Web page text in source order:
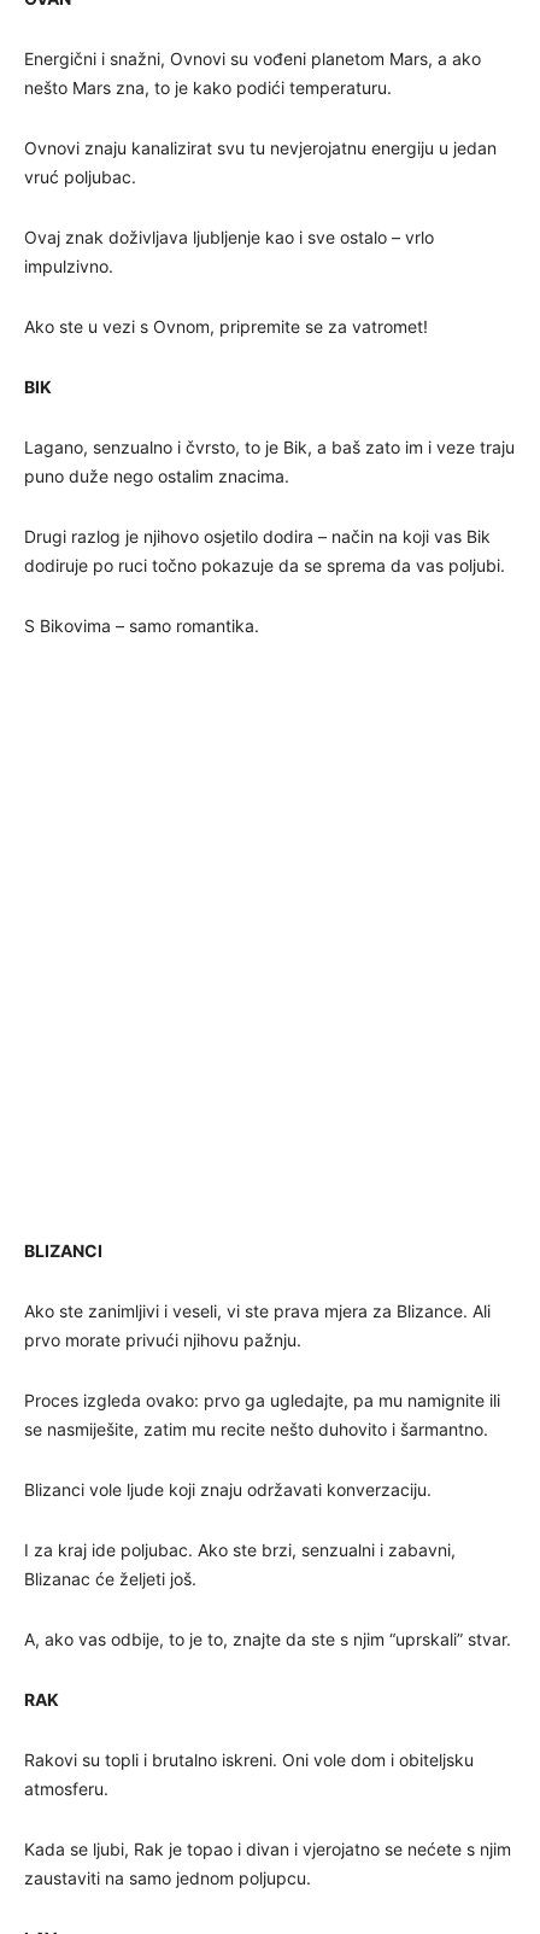
Energični i snažni, Ovnovi su vođeni planetom Mars, a ako
nešto Mars zna, to je kako podići temperaturu.
Ovnovi znaju kanalizirat svu tu nevjerojatnu energiju u jedan
vruć poljubac.
Ovaj znak doživljava ljubljenje kao i sve ostalo – vrlo
impulzivno.
Ako ste u vezi s Ovnom, pripremite se za vatromet!
BIK
Lagano, senzualno i čvrsto, to je Bik, a baš zato im i veze traju
puno duže nego ostalim znacima.
Drugi razlog je njihovo osjetilo dodira – način na koji vas Bik
dodiruje po ruci točno pokazuje da se sprema da vas poljubi.
S Bikovima – samo romantika.
BLIZANCI
Ako ste zanimljivi i veseli, vi ste prava mjera za Blizance. Ali
prvo morate privući njihovu pažnju.
Proces izgleda ovako: prvo ga ugledajte, pa mu namignite ili
se nasmiješite, zatim mu recite nešto duhovito i šarmantno.
Blizanci vole ljude koji znaju održavati konverzaciju.
I za kraj ide poljubac. Ako ste brzi, senzualni i zabavni,
Blizanac će željeti još.
A, ako vas odbije, to je to, znajte da ste s njim “uprskali” stvar.
RAK
Rakovi su topli i brutalno iskreni. Oni vole dom i obiteljsku
atmosferu.
Kada se ljubi, Rak je topao i divan i vjerojatno se nećete s njim
zaustaviti na samo jednom poljupcu.